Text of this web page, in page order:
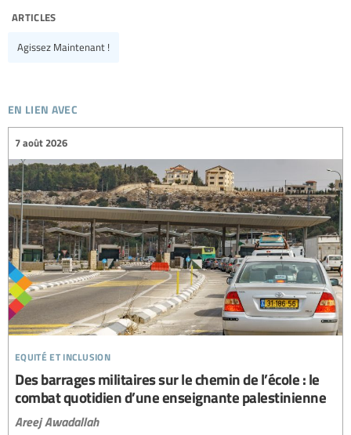
articles
Agissez Maintenant !
en lien avec
equité et inclusion
7 août 2026
Des barrages militaires sur le chemin de l’école : le
combat quotidien d’une enseignante palestinienne
Areej Awadallah